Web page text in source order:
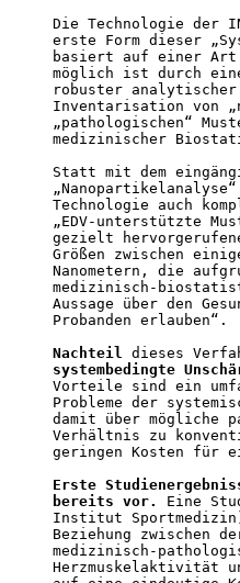
Die Technologie
erste Form dieser
basiert auf einer Art
möglich ist durch
robuster
Inventarisation von
„pathologischen“
medizinischer
Statt mit dem
Technologie auch
„EDV-unterstützte
gezielt
Größen zwischen
Nanometern, die
medizinisch-
Aussage über den
Probanden erlauben“.
Nachteil
dieses
systembedingte
Vorteile sind ein
Probleme der
damit über mögliche
Verhältnis zu
geringen Kosten für
Erste
bereits vor.
Eine
Institut
Beziehung zwischen
medizinisch-
Herzmuskelaktivität